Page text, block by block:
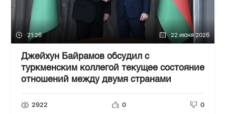
21:26 22 июня 2026
Джейхун Байрамов обсудил с
туркменским коллегой текущее состояние
отношений между двумя странами
2922 0 0